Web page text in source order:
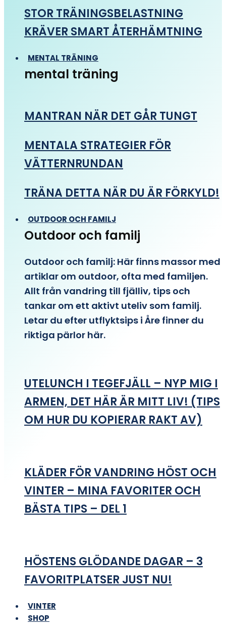
STOR TRÄNINGSBELASTNING
KRÄVER SMART ÅTERHÄMTNING
MENTAL TRÄNING
mental träning
MANTRAN NÄR DET GÅR TUNGT
MENTALA STRATEGIER FÖR
VÄTTERNRUNDAN
TRÄNA DETTA NÄR DU ÄR FÖRKYLD!
OUTDOOR OCH FAMILJ
Outdoor och familj
Outdoor och familj: Här finns massor med
artiklar om outdoor, ofta med familjen.
Allt från vandring till fjälliv, tips och
tankar om ett aktivt uteliv som familj.
Letar du efter utflyktsips i Åre finner du
riktiga pärlor här.
UTELUNCH I TEGEFJÄLL – NYP MIG I
ARMEN, DET HÄR ÄR MITT LIV! (TIPS
OM HUR DU KOPIERAR RAKT AV)
KLÄDER FÖR VANDRING HÖST OCH
VINTER – MINA FAVORITER OCH
BÄSTA TIPS – DEL 1
HÖSTENS GLÖDANDE DAGAR – 3
FAVORITPLATSER JUST NU!
VINTER
SHOP